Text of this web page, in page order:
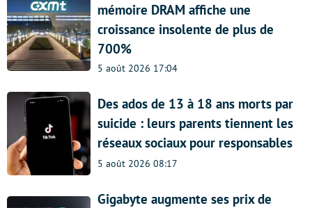
mémoire DRAM affiche une
croissance insolente de plus de
700%
5 août 2026 17:04
Des ados de 13 à 18 ans morts par
suicide : leurs parents tiennent les
réseaux sociaux pour responsables
5 août 2026 08:17
Gigabyte augmente ses prix de